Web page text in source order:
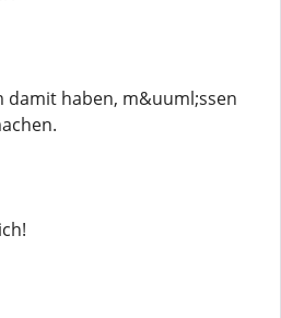
damit haben, m&uuml;ssen